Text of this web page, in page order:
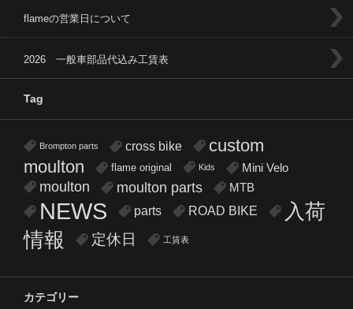
flameの営業日について
2026 一般車部品代込み工賃表
Tag
Brompton parts cross bike
custom
moulton
flame original Kids Mini Velo
moulton moulton parts MTB
NEWS parts ROAD BIKE
入荷
情報
定休日 工賃表
カテゴリー